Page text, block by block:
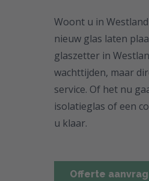
Woont u in
nieuw glas laten
glaszetter in
wachttijden, maar
service. Of het nu
isolatieglas of een
u klaar.
Offerte